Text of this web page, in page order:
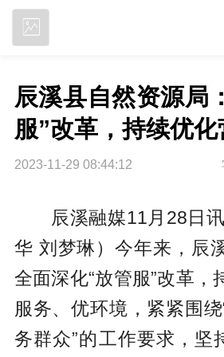
辰溪县自然资源局
服”改革，持续优
2023-11-29 08:44:12
辰溪融媒11月28日
华 刘梦琳）今年来，辰
全面深化“放管服”改革，
服务、优环境，紧紧围
务群众”的工作要求，坚